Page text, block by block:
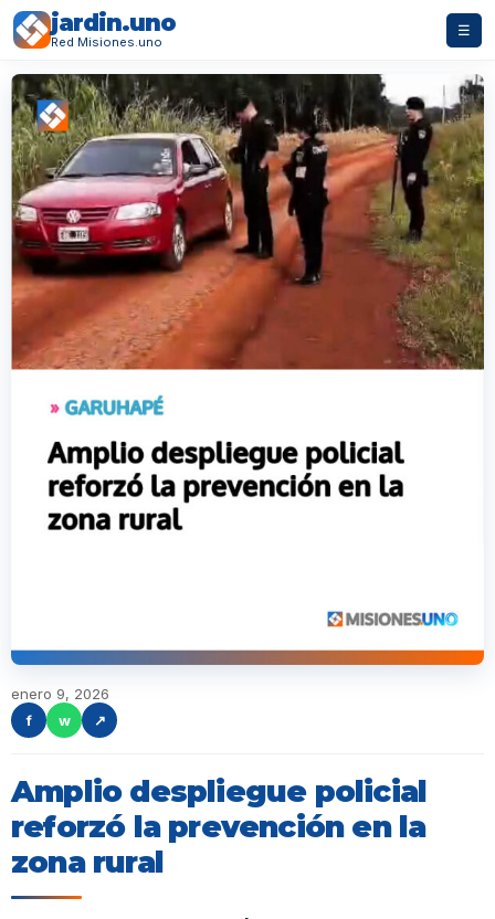
jardin.uno
Red Misiones.uno
☰
enero 9, 2026
f
w ↗
Amplio despliegue policial
reforzó la prevención en la
zona rural